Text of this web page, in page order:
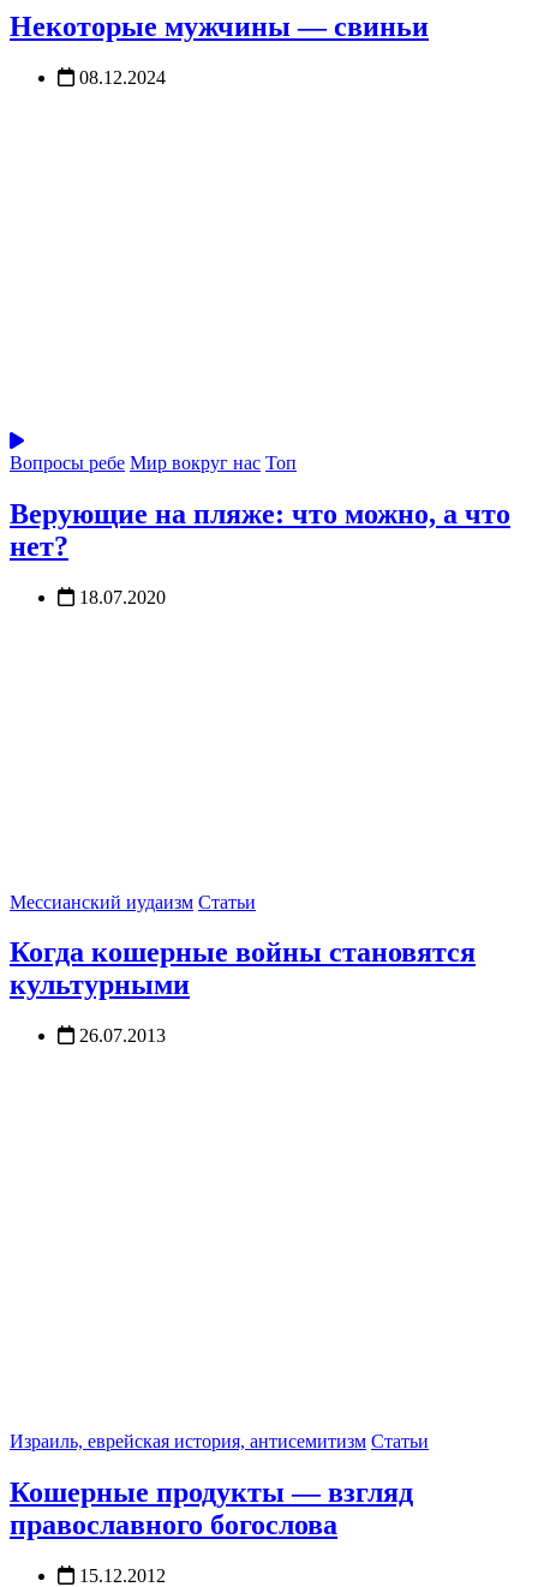
Некоторые мужчины — свиньи
08.12.2024
Вопросы ребе Мир вокруг нас Топ
Верующие на пляже: что можно, а что
нет?
18.07.2020
Мессианский иудаизм Статьи
Когда кошерные войны становятся
культурными
26.07.2013
Израиль, еврейская история, антисемитизм Статьи
Кошерные продукты — взгляд
православного богослова
15.12.2012